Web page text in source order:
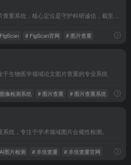
# FigScan官网 # 图片查重
于生物医学领域论文图片查重的专业系统
像检测系统 # 图片查重 # 图片查重系统‌
统，专注于学术领域图片合规性检测。
图片检测 # 丰倍查重 # 丰倍查重官网